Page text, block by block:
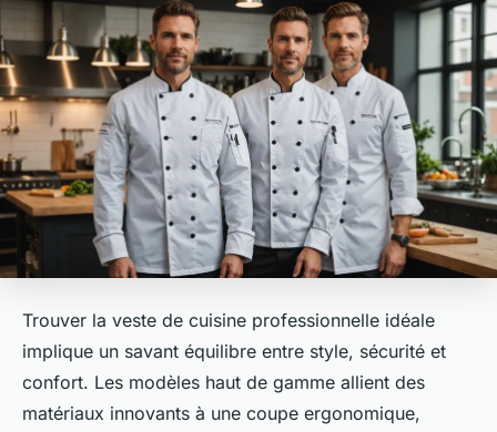
Trouver la veste de cuisine professionnelle idéale
implique un savant équilibre entre style, sécurité et
confort. Les modèles haut de gamme allient des
matériaux innovants à une coupe ergonomique,